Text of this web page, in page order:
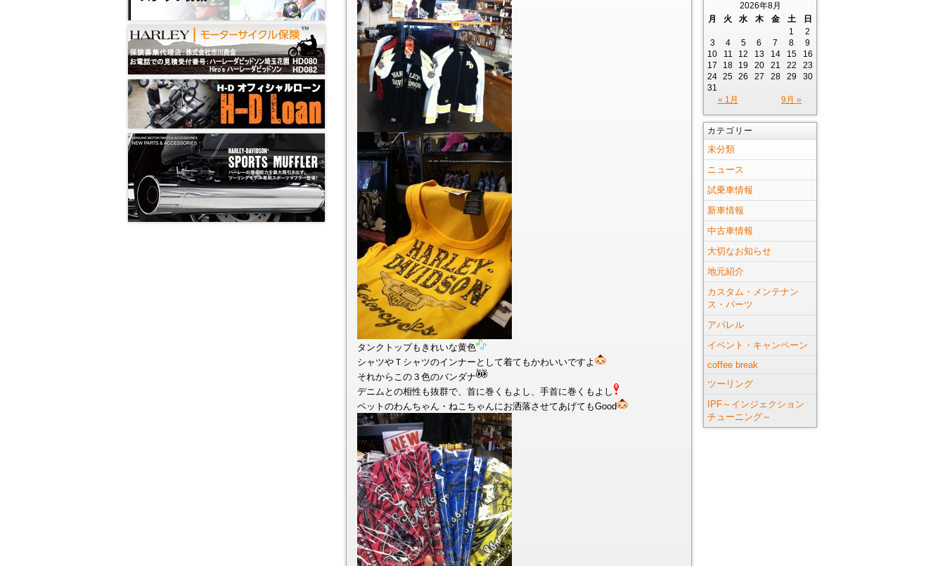
タンクトップもきれいな黄色
シャツやＴシャツのインナーとして着てもかわいいですよ
それからこの３色のバンダナ
デニムとの相性も抜群で、首に巻くもよし、手首に巻くもよし
ペットのわんちゃん・ねこちゃんにお洒落させてあげてもGood
2026年8月
月
火 水 木 金 土 日
« 1月 9月 »
1
2
3
4 5 6 7 8
9
10
11 12 13 14 15
16
17
18 19 20 21 22
23
24 25 26 27 28 29
30
31
カテゴリー
未分類
ニュース
試乗車情報
新車情報
中古車情報
大切なお知らせ
地元紹介
カスタム・メンテナン
ス・パーツ
アパレル
イベント・キャンペーン
coffee break
ツーリング
IPF～インジェクション
チューニング～